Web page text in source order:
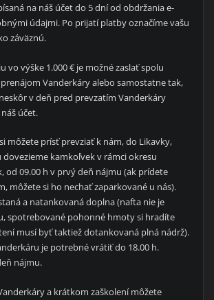
na náš účet do 5 dní od obdržania e-
údajmi. Po prijatí platby označíme vašu
záväznú.
vo výške 1.000 € je možné zaslať spolu
Vanderkáry alebo samostatne tak,
v deň pred prevzatím Vanderkáry
účet.
môžete prísť prevziať k nám, do Likavky,
dovezieme kamkoľvek v rámci okresu
od 09.00 h v prvý deň nájmu (ak prídete
môžete si ho nechať zaparkované u nás).
a natankovaná doplna (nafta nie je
spotrebované pohonné hmoty si hradíte
musí byť taktiež dotankovaná plná nádrž).
je potrebné vrátiť do 18.00 h.
nájmu.
a krátkom zaškolení môžete